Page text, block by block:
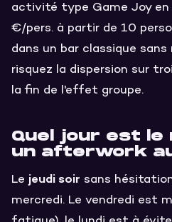
activité type Game Joy en
€/pers. à partir de 10
dans un bar classique
risquez la dispersion sur
la fin de l'effet groupe.
Quel jour est le
un afterwork
Le jeudi soir sans
mercredi. Le vendredi est